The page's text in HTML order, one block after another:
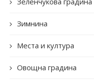
Зимнина
Места и култура
Овощна градина